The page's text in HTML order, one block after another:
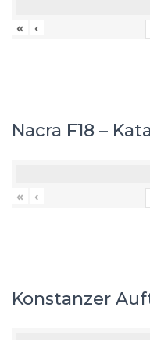
« ‹
Nacra F18 –
« ‹
Konstanzer